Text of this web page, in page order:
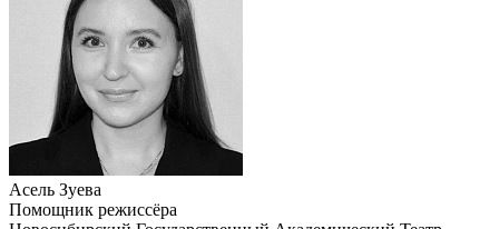
Асель Зуева
Помощник режиссёра